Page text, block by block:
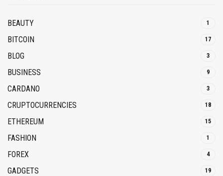
BEAUTY 1
BITCOIN 17
BLOG 3
BUSINESS 9
CARDANO 3
CRUPTOCURRENCIES 18
ETHEREUM 15
FASHION 1
FOREX 4
GADGETS 19